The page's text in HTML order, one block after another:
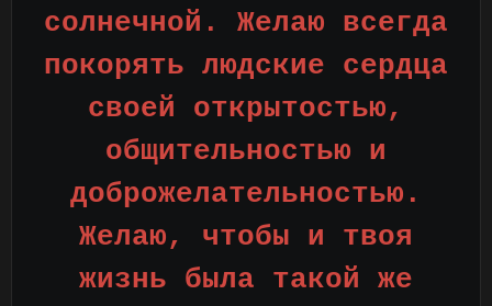
солнечной. Желаю всегда
покорять людские сердца
своей открытостью,
общительностью и
доброжелательностью.
Желаю, чтобы и твоя
жизнь была такой же